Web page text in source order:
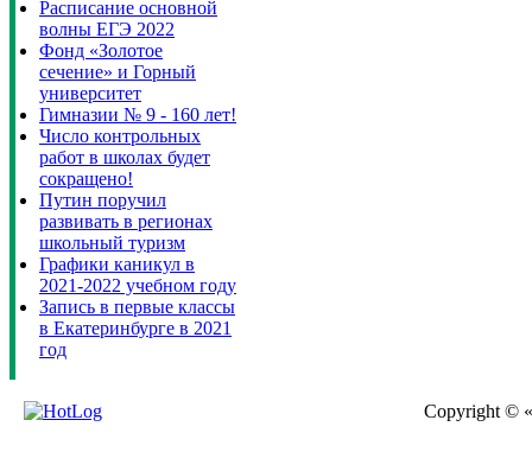
Расписание основной
волны ЕГЭ 2022
Фонд «Золотое
сечение» и Горный
университет
Гимназии № 9 - 160 лет!
Число контрольных
работ в школах будет
сокращено!
Путин поручил
развивать в регионах
школьный туризм
Графики каникул в
2021-2022 учебном году
Запись в первые классы
в Екатеринбурге в 2021
год
Copyright ©